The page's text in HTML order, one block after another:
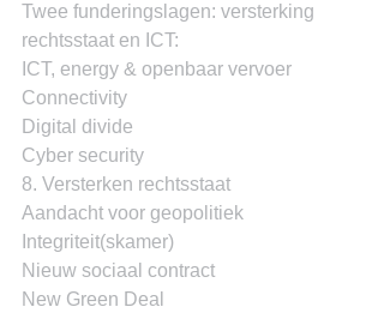
Twee funderingslagen: versterking
rechtsstaat en ICT:
ICT, energy & openbaar vervoer
Connectivity
Digital divide
Cyber security
8. Versterken rechtsstaat
Aandacht voor geopolitiek
Integriteit(skamer)
Nieuw sociaal contract
New Green Deal